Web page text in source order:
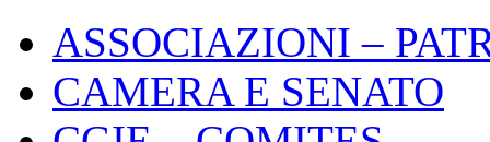
ASSOCIAZIONI –
CAMERA E SENATO